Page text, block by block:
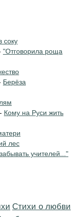
"Отговорила роща
Берёза
- Кому на Руси жить
лес
учителей..."
Стихи о любви